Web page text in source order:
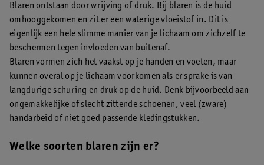
Blaren ontstaan door wrijving of druk. Bij blaren is de huid
omhooggekomen en zit er een waterige vloeistof in. Dit is
eigenlijk een hele slimme manier van je lichaam om zichzelf te
beschermen tegen invloeden van buitenaf.
Blaren vormen zich het vaakst op je handen en voeten, maar
kunnen overal op je lichaam voorkomen als er sprake is van
langdurige schuring en druk op de huid. Denk bijvoorbeeld aan
ongemakkelijke of slecht zittende schoenen, veel (zware)
handarbeid of niet goed passende kledingstukken.
Welke soorten blaren zijn er?